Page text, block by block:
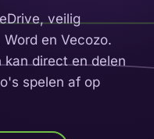
veilig
en Vecozo.
kan direct en delen
spelen af op